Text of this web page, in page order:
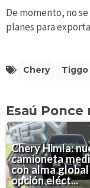
De momento, no
planes para
Chery
Esaú
Chery Himla:
camioneta
con alma
opción eléct...